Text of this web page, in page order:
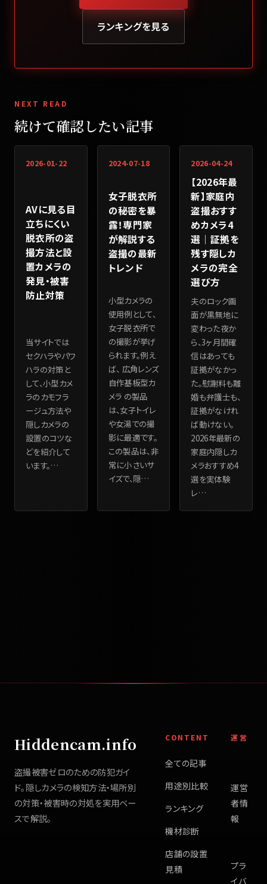
ランキングを見る
NEXT READ
続けて確認したい記事
2026-01-22
AVに見る目
立ちにくい
脱衣所の盗
撮方法と設
置カメラの
発見・被害
防止対策
当サイトでは
セクハラやパワ
ハラの対策と
して、小型カメ
ラのカモフラ
ージュ方法や
隠しカメラの
設置のコツな
どを紹介して
います。…
2024-07-18
女子脱衣所
の秘密を暴
露！専門家
が解説する
盗撮の最新
トレンド
小型カメラの
使用例として、
女子脱衣所で
の撮影が挙げ
られます。例え
ば、 広角レンズ
自作基板型カ
メラ の製品
は、女子トイレ
や女湯での撮
影に最適です。
この製品は、非
常に小さいサ
イズで、隠…
2026-04-24
【2026年最
新】家庭内
盗撮おすす
めカメラ4
選｜証拠を
残す隠しカ
メラの完全
選び方
夫のロック画
面が黒無地に
変わった夜か
ら、3ヶ月間確
信はあっても
証拠がなかっ
た。慰謝料も離
婚も弁護士も、
証拠がなけれ
ば動けない。
2026年最新の
家庭内隠しカ
メラおすすめ4
選を実体験
レ…
Hiddencam.info
盗撮被害ゼロのための防犯ガイ
ド。隠しカメラの検知方法・場所別
の対策・被害時の対処を実用ベー
スで解説。
CONTENT
全ての記事
用途別比較
ランキング
機材診断
店舗の設置
見積
運営
運営
者情
報
プラ
イバ